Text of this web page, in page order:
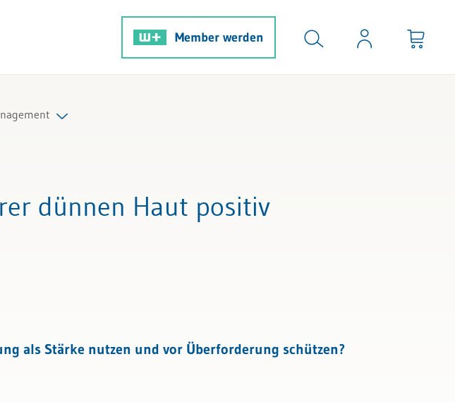
Member werden
dünnen Haut positiv
als Stärke nutzen und vor Überforderung schützen?